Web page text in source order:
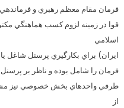
فرمان مقام معظم رهبري و
قوا در زمينه لزوم كسب هماهنگي
اسلامي
ايران) براي بكارگيري پرسنل شاغل
فرمان را شامل بوده و ناظر بر
طرفي واحدهاي بخش خصوصي نيز
از